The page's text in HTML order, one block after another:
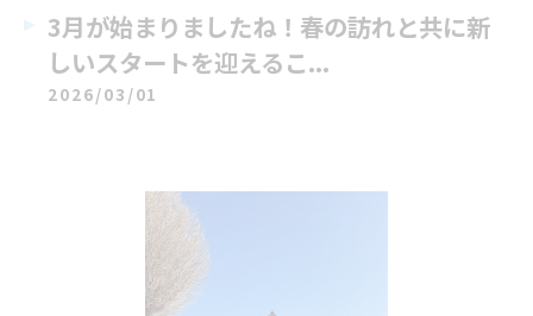
3月が始まりましたね！春の訪れと共に新
しいスタートを迎えるこ...
2026/03/01